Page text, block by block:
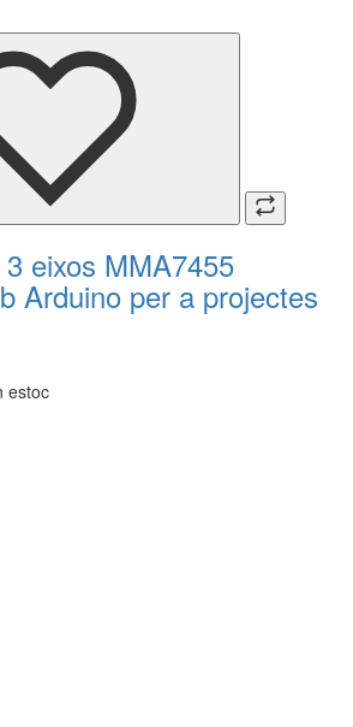
eixos MMA7455
Arduino per a projectes
estoc